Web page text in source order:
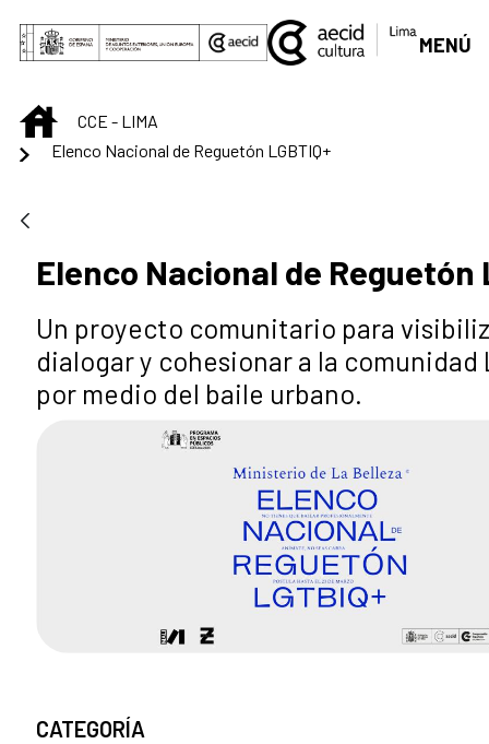
Saltar al contenido principal
MENÚ
INICIOCCE - LIMA
Elenco Nacional de Reguetón LGBTIQ+
Elenco Nacional de Reguetón
Un proyecto comunitario para
dialogar y cohesionar a la comunidad
por medio del baile urbano.
CATEGORÍA